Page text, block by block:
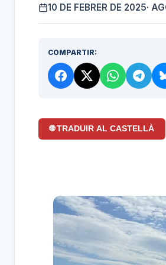
10 DE FEBRER DE 2025·
COMPARTIR:
🌐 TRADUIR AL CASTELLÀ